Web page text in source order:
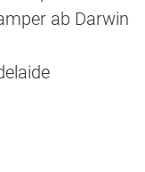
ab Darwin